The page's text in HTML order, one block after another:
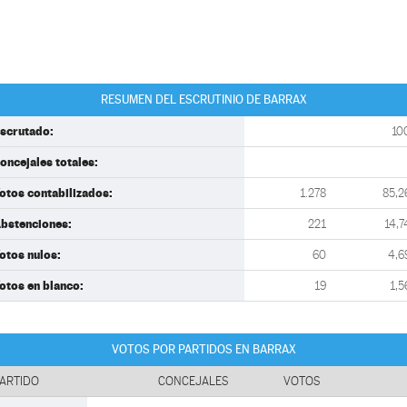
RESUMEN DEL ESCRUTINIO DE BARRAX
totales:
contabilizados: 1.278
221
nulos: 60
en blanco: 19
VOTOS POR PARTIDOS EN BARRAX
CONCEJALES VOTOS